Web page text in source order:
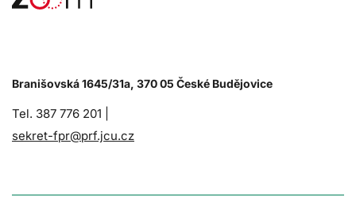
Branišovská 1645/31a, 370 05 České Budějovice
Tel. 387 776 201 |
sekret-fpr@prf.jcu.cz